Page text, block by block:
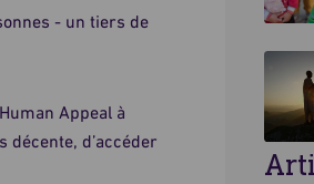
- un tiers de
Appeal à
d’accéder